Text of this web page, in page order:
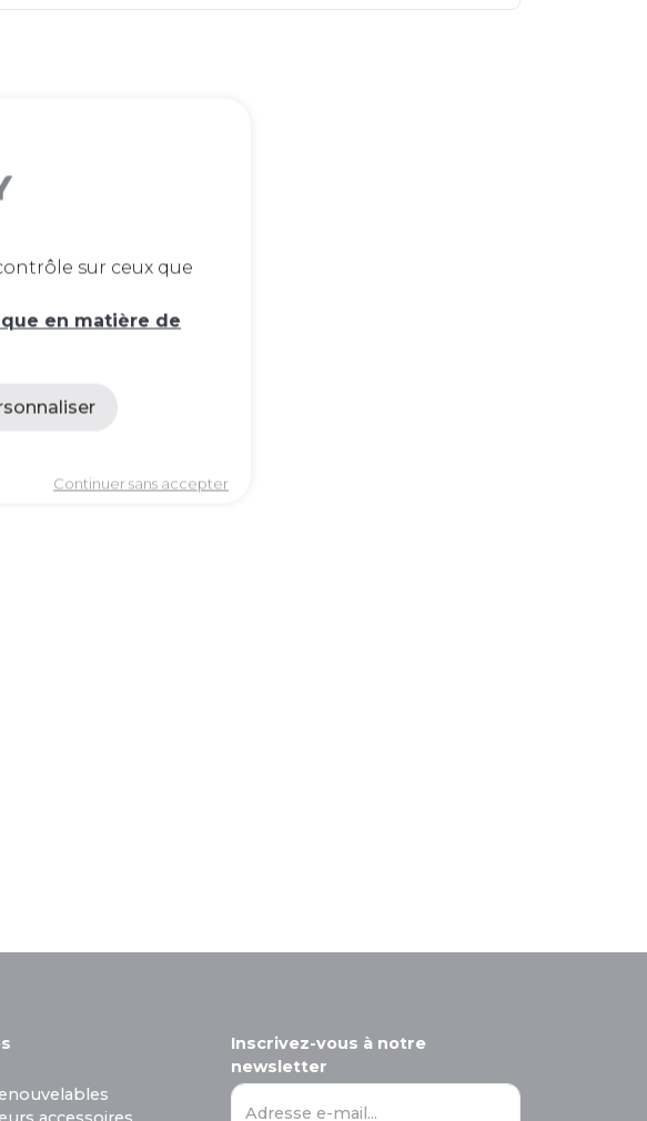
Inscrivez-vous à notre
newsletter
Adresse e-mail...
sur ceux que
en matière de
Continuer sans accepter